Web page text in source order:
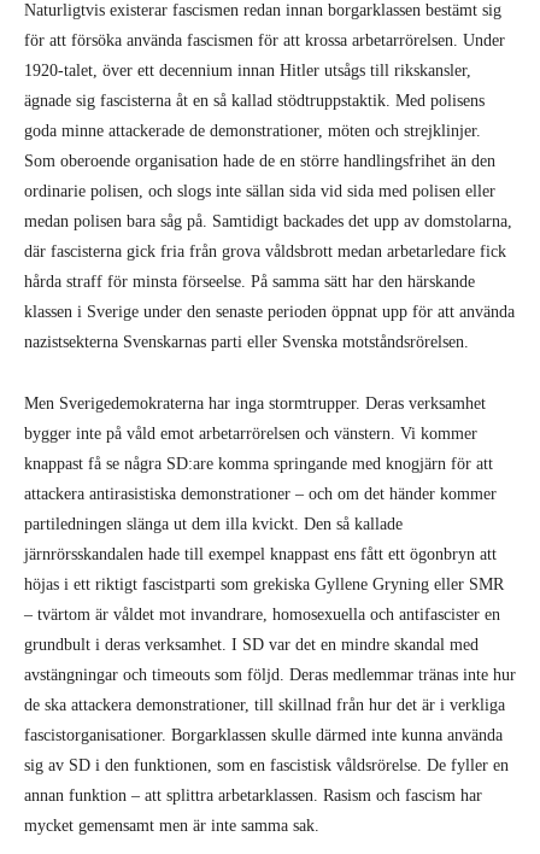
Naturligtvis existerar fascismen redan innan borgarklassen bestämt sig
för att försöka använda fascismen för att krossa arbetarrörelsen. Under
1920-talet, över ett decennium innan Hitler utsågs till rikskansler,
ägnade sig fascisterna åt en så kallad stödtruppstaktik. Med polisens
goda minne attackerade de demonstrationer, möten och strejklinjer.
Som oberoende organisation hade de en större handlingsfrihet än den
ordinarie polisen, och slogs inte sällan sida vid sida med polisen eller
medan polisen bara såg på. Samtidigt backades det upp av domstolarna,
där fascisterna gick fria från grova våldsbrott medan arbetarledare fick
hårda straff för minsta förseelse. På samma sätt har den härskande
klassen i Sverige under den senaste perioden öppnat upp för att använda
nazistsekterna Svenskarnas parti eller Svenska motståndsrörelsen.
Men Sverigedemokraterna har inga stormtrupper. Deras verksamhet
bygger inte på våld emot arbetarrörelsen och vänstern. Vi kommer
knappast få se några SD:are komma springande med knogjärn för att
attackera antirasistiska demonstrationer – och om det händer kommer
partiledningen slänga ut dem illa kvickt. Den så kallade
järnrörsskandalen hade till exempel knappast ens fått ett ögonbryn att
höjas i ett riktigt fascistparti som grekiska Gyllene Gryning eller SMR
– tvärtom är våldet mot invandrare, homosexuella och antifascister en
grundbult i deras verksamhet. I SD var det en mindre skandal med
avstängningar och timeouts som följd. Deras medlemmar tränas inte hur
de ska attackera demonstrationer, till skillnad från hur det är i verkliga
fascistorganisationer. Borgarklassen skulle därmed inte kunna använda
sig av SD i den funktionen, som en fascistisk våldsrörelse. De fyller en
annan funktion – att splittra arbetarklassen. Rasism och fascism har
mycket gemensamt men är inte samma sak.